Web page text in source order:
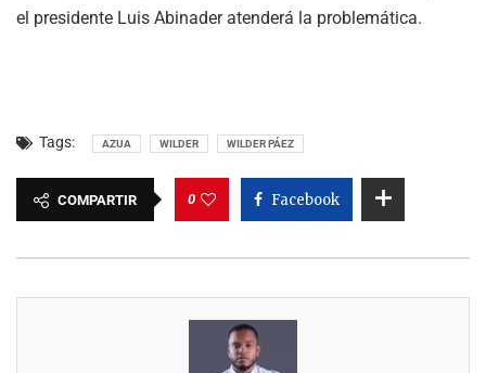
el presidente Luis Abinader atenderá la problemática.
Tags: AZUA WILDER WILDER PÁEZ
COMPARTIR 0 Facebook